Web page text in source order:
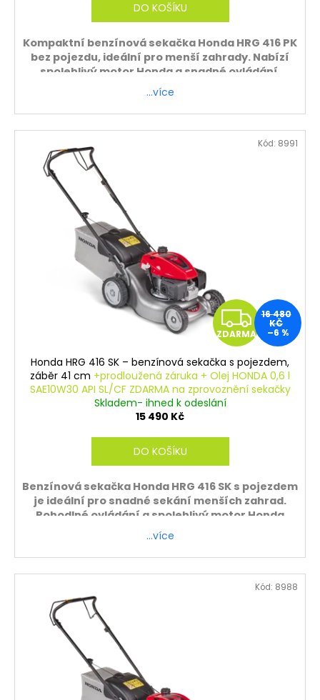
DO KOŠÍKU
Kompaktní benzínová sekačka Honda HRG 416 PK
bez pojezdu, ideální pro menší zahrady. Nabízí
spolehlivý motor Honda a snadné ovládání.
Záruka 5 let
ZDARMA - sekačku sestavíme a zprovozníme.
…více
Z
D
A
ZDARMA
16 480
KČ
–6 %
Honda HRG 416 SK – benzínová sekačka s pojezdem,
záběr 41 cm +prodloužená záruka + Olej HONDA 0,6 l
SAE10W30 API SL/CF ZDARMA na zprovoznění sekačky
Skladem- ihned k odeslání
15 490 Kč
DO KOŠÍKU
Benzínová sekačka Honda HRG 416 SK s pojezdem
je ideální pro snadné sekání menších zahrad.
Pohodlné ovládání a spolehlivý motor Honda
zajišťují komfortní práci.
ZDARMA - sekačku sestavíme a zprovozníme.
Platí pouze při osobním odběru.
…více
Kód: 8991
Kód: 8988